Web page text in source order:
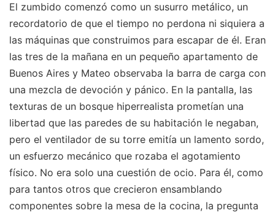
El zumbido comenzó como un susurro metálico, un
recordatorio de que el tiempo no perdona ni siquiera a
las máquinas que construimos para escapar de él. Eran
las tres de la mañana en un pequeño apartamento de
Buenos Aires y Mateo observaba la barra de carga con
una mezcla de devoción y pánico. En la pantalla, las
texturas de un bosque hiperrealista prometían una
libertad que las paredes de su habitación le negaban,
pero el ventilador de su torre emitía un lamento sordo,
un esfuerzo mecánico que rozaba el agotamiento
físico. No era solo una cuestión de ocio. Para él, como
para tantos otros que crecieron ensamblando
componentes sobre la mesa de la cocina, la pregunta